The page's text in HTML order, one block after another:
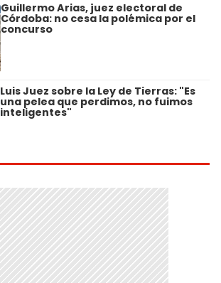
Guillermo Arias, juez electoral de
Córdoba: no cesa la polémica por el
concurso
Luis Juez sobre la Ley de Tierras: "Es
una pelea que perdimos, no fuimos
inteligentes"